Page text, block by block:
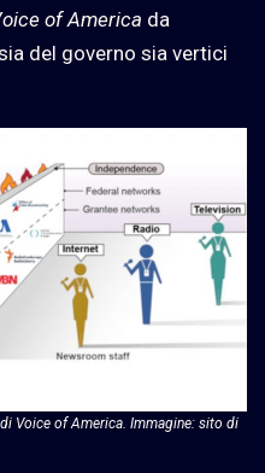
of America da
del governo sia vertici
Voice of America. Immagine: sito di